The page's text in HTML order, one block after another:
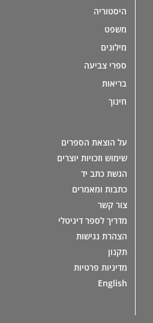
היסטוריה
משפט
מילונים
ספרי צביעה
בריאות
חינוך
על הוצאת הספרים
שימוש וזכויות יוצרים
הגשת כתב יד
כתבות ומאמרים
צור קשר
מדריך לספר דיגיטלי
הצהרת נגישות
תקנון
מדיניות פרטיות
English